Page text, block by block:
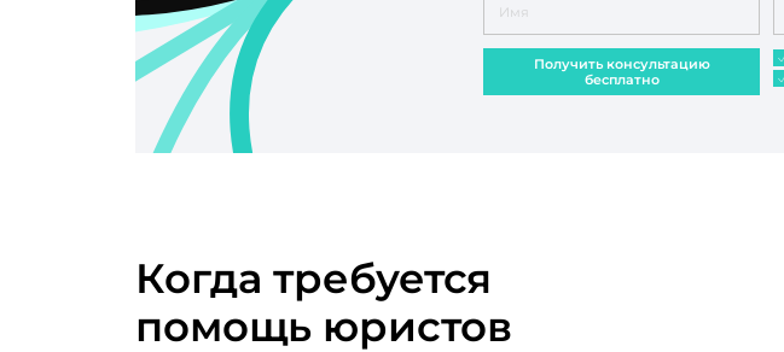
Получить консультацию
бесплатно
Когда требуется
помощь юристов